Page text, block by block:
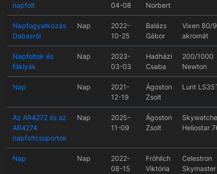
napfolt
04-08
Norbert
Napfogyatkozás
Dabasról
Nap
2022-
10-25
Balázs
Gábor
Vixen 80/
akromát
Napfoltok és
fáklyák
Nap
2023-
03-03
Hadházi
Csaba
200/1000
Newton
Nap Nap
2021-
12-19
Ágoston
Zsolt
Lunt
Az AR4272 és az
AR4274
napfoltcsoportok
Nap
2025-
11-09
Ágoston
Zsolt
Heliostar
Nap Nap
2022-
08-15
Fröhlich
Viktória
Celestron
Skymaster